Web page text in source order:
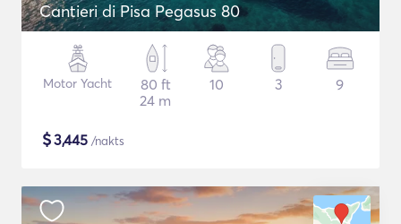
Cantieri di Pisa Pegasus 80
Motor Yacht
80 ft
24 m
10 3 9
$3,445 /nakts